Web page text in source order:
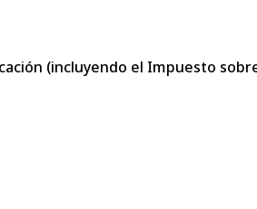
(incluyendo el Impuesto